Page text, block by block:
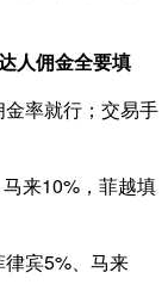
人佣金全要填
率就行；交易手
来10%，菲越填
宾5%、马来